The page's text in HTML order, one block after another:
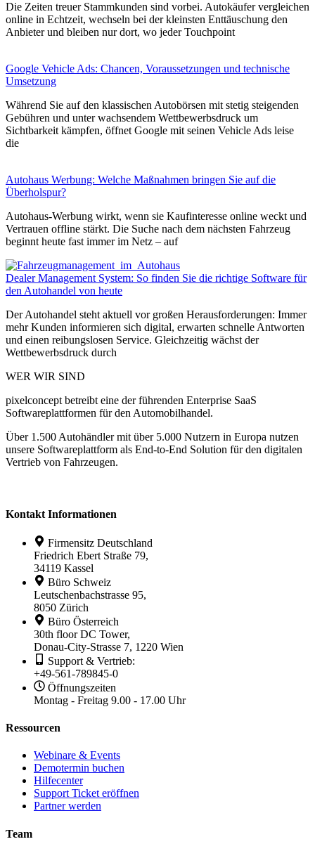
Die Zeiten treuer Stammkunden sind vorbei. Autokäufer vergleichen
online in Echtzeit, wechseln bei der kleinsten Enttäuschung den
Anbieter und bleiben nur dort, wo jeder Touchpoint
Google Vehicle Ads: Chancen, Voraussetzungen und technische
Umsetzung
Während Sie auf den klassischen Autobörsen mit stetig steigenden
Gebühren und unter wachsendem Wettbewerbsdruck um
Sichtbarkeit kämpfen, öffnet Google mit seinen Vehicle Ads leise
die
Autohaus Werbung: Welche Maßnahmen bringen Sie auf die
Überholspur?
Autohaus-Werbung wirkt, wenn sie Kaufinteresse online weckt und
Vertrauen offline stärkt. Die Suche nach dem nächsten Fahrzeug
beginnt heute fast immer im Netz – auf
Dealer Management System: So finden Sie die richtige Software für
den Autohandel von heute
Der Autohandel steht aktuell vor großen Herausforderungen: Immer
mehr Kunden informieren sich digital, erwarten schnelle Antworten
und einen reibungslosen Service. Gleichzeitig wächst der
Wettbewerbsdruck durch
WER WIR SIND
pixelconcept betreibt eine der führenden Enterprise SaaS
Softwareplattformen für den Automobilhandel.
Über 1.500 Autohändler mit über 5.000 Nutzern in Europa nutzen
unsere Softwareplattform als End-to-End Solution für den digitalen
Vertrieb von Fahrzeugen.
Kontakt Informationen
Firmensitz Deutschland
Friedrich Ebert Straße 79,
34119 Kassel
Büro Schweiz
Leutschenbachstrasse 95,
8050 Zürich
Büro Österreich
30th floor DC Tower,
Donau-City-Strasse 7, 1220 Wien
Support & Vertrieb:
+49-561-789845-0
Öffnungszeiten
Montag - Freitag 9.00 - 17.00 Uhr
Ressourcen
Webinare & Events
Demotermin buchen
Hilfecenter
Support Ticket eröffnen
Partner werden
Team